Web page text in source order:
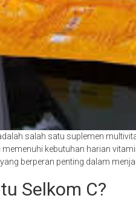
salah satu suplemen
kebutuhan harian
berperan penting dalam
Selkom C?